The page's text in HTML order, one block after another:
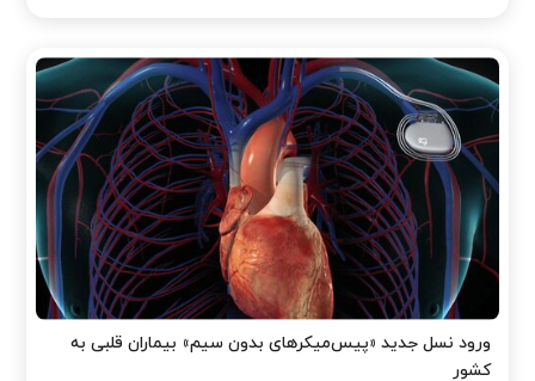
ورود نسل جدید «پیس‌میکرهای بدون سیم» بیماران قلبی به
کشور